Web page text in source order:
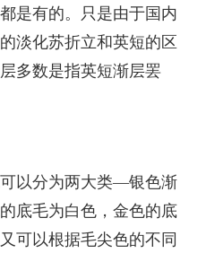
是有的。只是由于国内
淡化苏折立和英短的区
多数是指英短渐层罢
以分为两大类—银色渐
底毛为白色，金色的底
可以根据毛尖色的不同